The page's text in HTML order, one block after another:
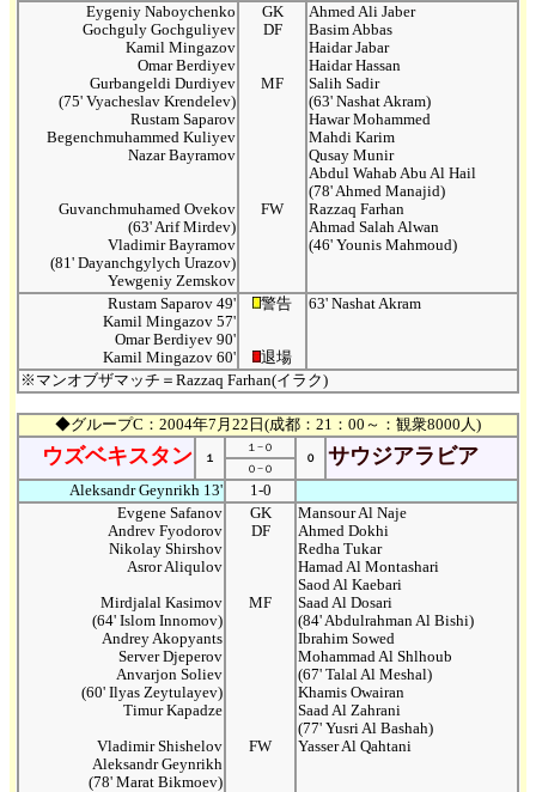
Eygeniy Naboychenko
Gochguly Gochguliyev
Kamil Mingazov
Omar Berdiyev
Gurbangeldi Durdiyev
(75' Vyacheslav Krendelev)
Rustam Saparov
Begenchmuhammed Kuliyev
Nazar Bayramov
Guvanchmuhamed Ovekov
(63' Arif Mirdev)
Vladimir Bayramov
(81' Dayanchgylych Urazov)
Yewgeniy Zemskov
GK
DF
MF
FW
Ahmed Ali Jaber
Basim Abbas
Haidar Jabar
Haidar Hassan
Salih Sadir
(63' Nashat Akram)
Hawar Mohammed
Mahdi Karim
Qusay Munir
Abdul Wahab Abu Al Hail
(78' Ahmed Manajid)
Razzaq Farhan
Ahmad Salah Alwan
(46' Younis Mahmoud)
Rustam Saparov 49'
Kamil Mingazov 57'
Omar Berdiyev 90'
Kamil Mingazov 60'
警告
退場
63' Nashat Akram
※マンオブザマッチ＝Razzaq Farhan(イラク)
◆グループC：2004年7月22日(成都：21：00～：観衆8000人)
ウズベキスタン １
１−０
０
サウジアラビア
０−０
Aleksandr Geynrikh 13'
1-0
Evgene Safanov
Andrev Fyodorov
Nikolay Shirshov
Asror Aliqulov
Mirdjalal Kasimov
(64' Islom Innomov)
Andrey Akopyants
Server Djeperov
Anvarjon Soliev
(60' Ilyas Zeytulayev)
Timur Kapadze
Vladimir Shishelov
Aleksandr Geynrikh
(78' Marat Bikmoev)
GK
DF
MF
FW
Mansour Al Naje
Ahmed Dokhi
Redha Tukar
Hamad Al Montashari
Saod Al Kaebari
Saad Al Dosari
(84' Abdulrahman Al Bishi)
Ibrahim Sowed
Mohammad Al Shlhoub
(67' Talal Al Meshal)
Khamis Owairan
Saad Al Zahrani
(77' Yusri Al Bashah)
Yasser Al Qahtani